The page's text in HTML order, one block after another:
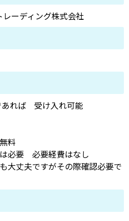
ーディング株式会社
れば 受け入れ可能
料
必要 必要経費はなし
大丈夫ですがその際確認必要で